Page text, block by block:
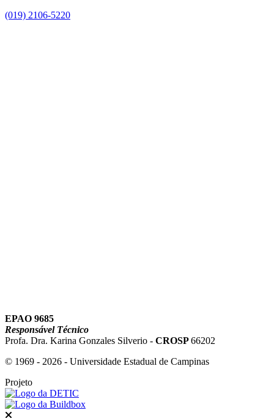
(019) 2106-5220
EPAO 9685
Responsável Técnico
Profa. Dra. Karina Gonzales Silverio - CROSP66202
© 1969 - 2026 - Universidade Estadual de Campinas
Projeto